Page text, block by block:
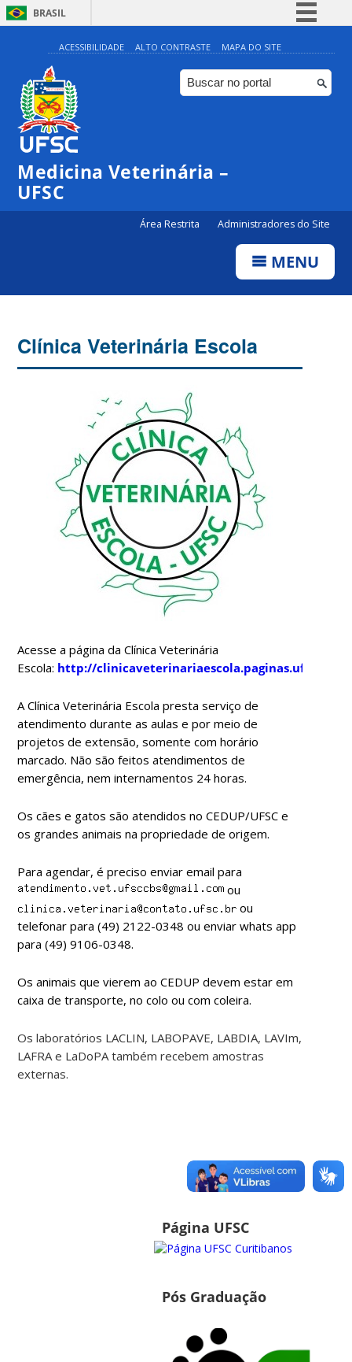
BRASIL
Simplifique!
Comunica BR
Participe
ACESSIBILIDADE ALTO CONTRASTE MAPA DO SITE
Medicina Veterinária –
UFSC
Área Restrita Administradores do Site
MENU
Clínica Veterinária Escola
Acesse a página da Clínica Veterinária
Escola: http://clinicaveterinariaescola.paginas.ufsc.br/
A Clínica Veterinária Escola presta serviço de
atendimento durante as aulas e por meio de
projetos de extensão, somente com horário
marcado. Não são feitos atendimentos de
emergência, nem internamentos 24 horas.
Os cães e gatos são atendidos no CEDUP/UFSC e
os grandes animais na propriedade de origem.
Para agendar, é preciso enviar email para
ou
ou
telefonar para (49) 2122-0348 ou enviar whats app
para (49) 9106-0348.
Os animais que vierem ao CEDUP devem estar em
caixa de transporte, no colo ou com coleira.
Os laboratórios LACLIN, LABOPAVE, LABDIA, LAVIm,
LAFRA e LaDoPA também recebem amostras
externas.
Página UFSC
Pós Graduação